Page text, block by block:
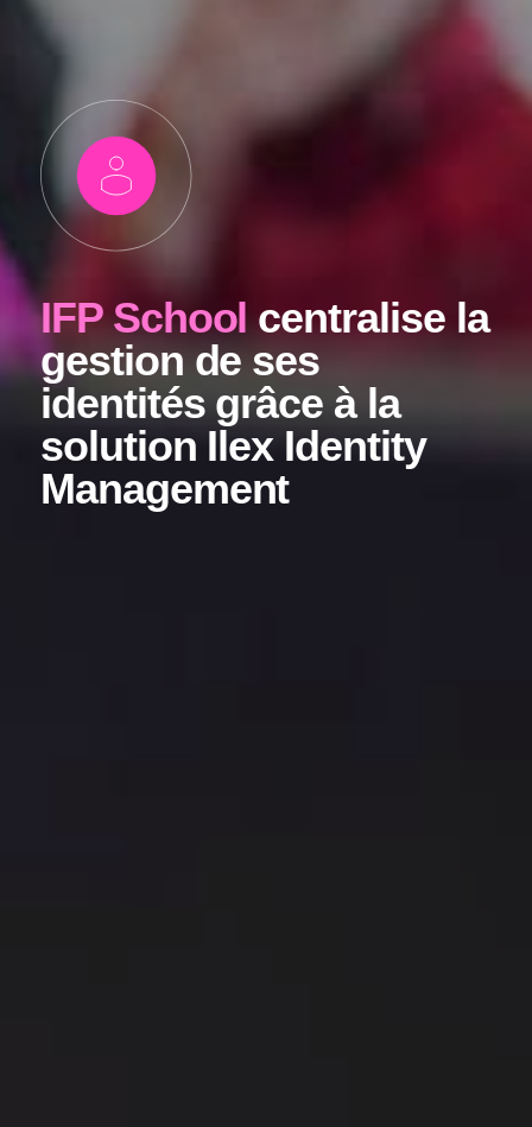
IFP School centralise la
gestion de ses
identités grâce à la
solution Ilex Identity
Management